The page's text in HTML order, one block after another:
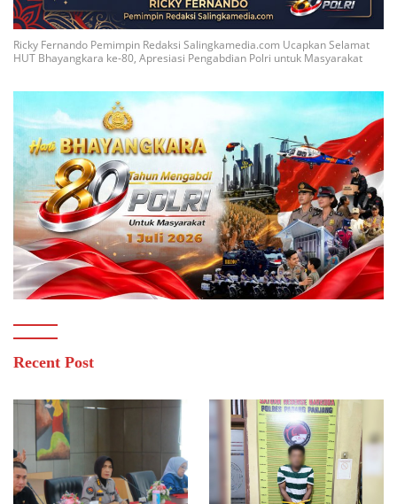
Ricky Fernando Pemimpin Redaksi Salingkamedia.com Ucapkan Selamat
HUT Bhayangkara ke-80, Apresiasi Pengabdian Polri untuk Masyarakat
Recent Post